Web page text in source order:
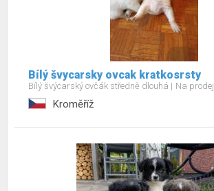
Bílý švycarsky ovcak kratkosrsty
Bílý švýcarský ovčák středně dlouhá Na prodej
Kroměříž